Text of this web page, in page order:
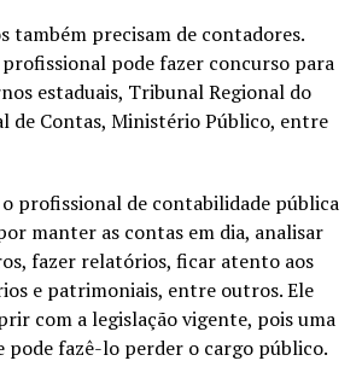
também precisam de contadores.
profissional pode fazer concurso para
estaduais, Tribunal Regional do
de Contas, Ministério Público, entre
profissional de contabilidade pública
manter as contas em dia, analisar
fazer relatórios, ficar atento aos
e patrimoniais, entre outros. Ele
com a legislação vigente, pois uma
pode fazê-lo perder o cargo público.